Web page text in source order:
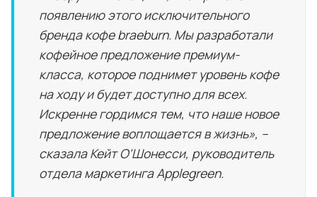
появлению этого исключительного
бренда кофе braeburn. Мы разработали
кофейное предложение премиум-
класса, которое поднимет уровень кофе
на ходу и будет доступно для всех.
Искренне гордимся тем, что наше новое
предложение воплощается в жизнь», –
сказала Кейт О'Шонесси, руководитель
отдела маркетинга Applegreen.